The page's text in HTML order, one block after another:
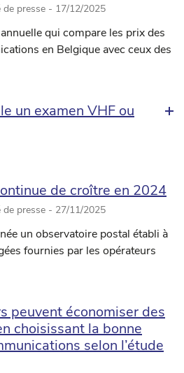
de presse - 17/12/2025
qui compare les prix des
en Belgique avec ceux des
un examen VHF ou
de croître en 2024
de presse - 27/11/2025
un observatoire postal établi à
fournies par les opérateurs
peuvent économiser des
choisissant la bonne
selon l’étude